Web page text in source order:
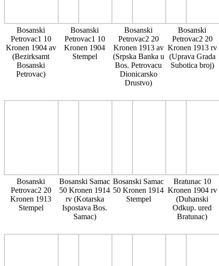
Bosanski
Petrovac1 10
Kronen 1904 av
(Bezirksamt
Bosanski
Petrovac)
Bosanski
Petrovac1 10
Kronen 1904
Stempel
Bosanski
Petrovac2 20
Kronen 1913 av
(Srpska Banka u
Bos. Petrovacu
Dionicarsko
Drustvo)
Bosanski
Petrovac2 20
Kronen 1913 rv
(Uprava Grada
Subotica broj)
Bosanski
Petrovac2 20
Kronen 1913
Stempel
Bosanski Samac
50 Kronen 1914
rv (Kotarska
Ispostava Bos.
Samac)
Bosanski Samac
50 Kronen 1914
Stempel
Bratunac 10
Kronen 1904 rv
(Duhanski
Odkup. ured
Bratunac)